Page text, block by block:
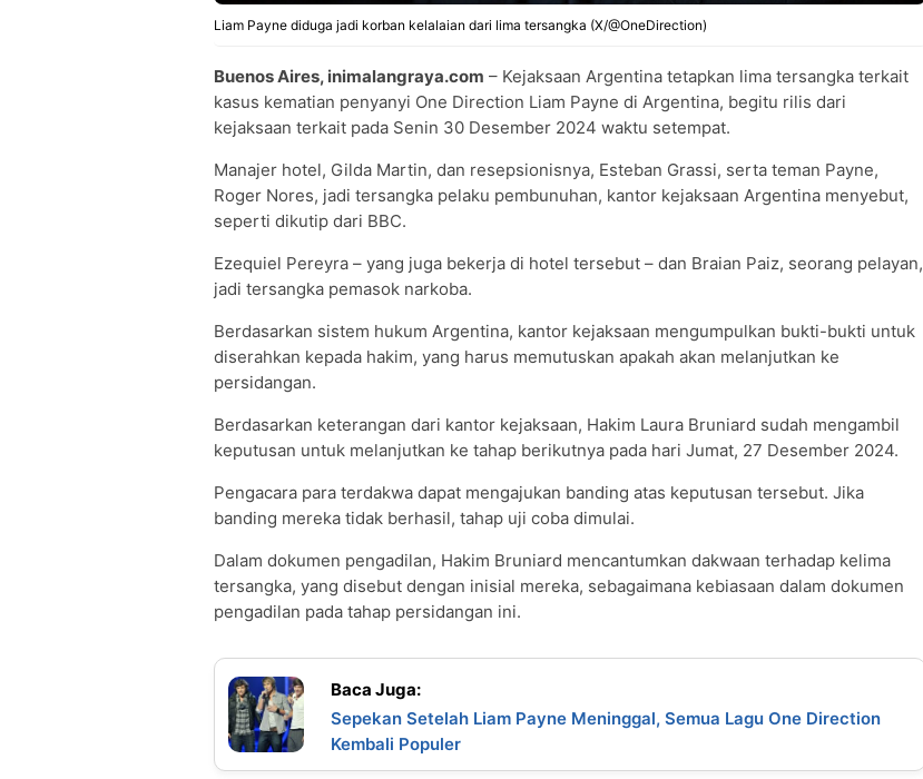
Liam Payne diduga jadi korban kelalaian dari lima tersangka (X/@OneDirection)
Buenos Aires, inimalangraya.com – Kejaksaan Argentina tetapkan lima tersangka terkait
kasus kematian penyanyi One Direction Liam Payne di Argentina, begitu rilis dari
kejaksaan terkait pada Senin 30 Desember 2024 waktu setempat.
Manajer hotel, Gilda Martin, dan resepsionisnya, Esteban Grassi, serta teman Payne,
Roger Nores, jadi tersangka pelaku pembunuhan, kantor kejaksaan Argentina menyebut,
seperti dikutip dari BBC.
Ezequiel Pereyra – yang juga bekerja di hotel tersebut – dan Braian Paiz, seorang pelayan,
jadi tersangka pemasok narkoba.
Berdasarkan sistem hukum Argentina, kantor kejaksaan mengumpulkan bukti-bukti untuk
diserahkan kepada hakim, yang harus memutuskan apakah akan melanjutkan ke
persidangan.
Berdasarkan keterangan dari kantor kejaksaan, Hakim Laura Bruniard sudah mengambil
keputusan untuk melanjutkan ke tahap berikutnya pada hari Jumat, 27 Desember 2024.
Pengacara para terdakwa dapat mengajukan banding atas keputusan tersebut. Jika
banding mereka tidak berhasil, tahap uji coba dimulai.
Dalam dokumen pengadilan, Hakim Bruniard mencantumkan dakwaan terhadap kelima
tersangka, yang disebut dengan inisial mereka, sebagaimana kebiasaan dalam dokumen
pengadilan pada tahap persidangan ini.
Baca Juga:
Sepekan Setelah Liam Payne Meninggal, Semua Lagu One Direction
Kembali Populer